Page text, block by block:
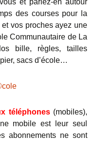
et parlez-en autour
des courses pour la
vos proches ayez une
Communautaire de La
bille, règles, tailles
sacs d’école…
téléphones (mobiles),
mobile est leur seul
abonnements ne sont